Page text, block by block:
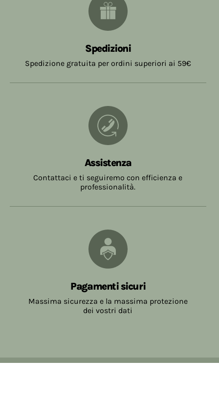
Spedizioni
Spedizione gratuita per ordini superiori ai 59€
Assistenza
Contattaci e ti seguiremo con efficienza e
professionalità.
Pagamenti sicuri
Massima sicurezza e la massima protezione
dei vostri dati